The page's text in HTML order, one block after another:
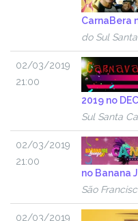
CarnaBera
do Sul
02/03/2019
21:00
2019 no
Sul Santa
02/03/2019
21:00
no Banana
São
02/03/2019